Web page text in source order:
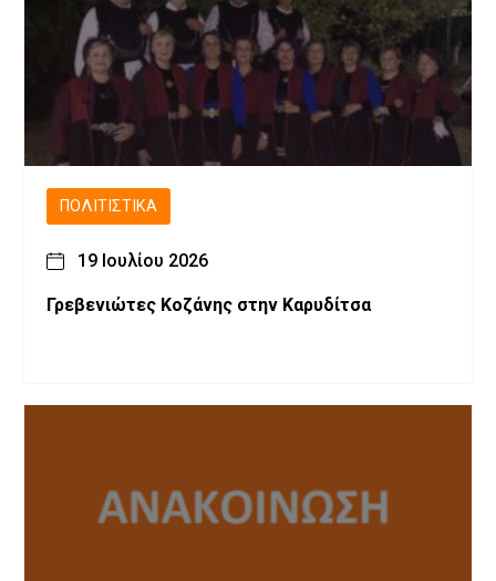
ΠΟΛΙΤΙΣΤΙΚΆ
19 Ιουλίου 2026
Γρεβενιώτες Κοζάνης στην Καρυδίτσα